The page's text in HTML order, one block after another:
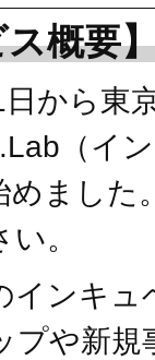
概要
から東
（イ
めました
。
インキュ
プや新